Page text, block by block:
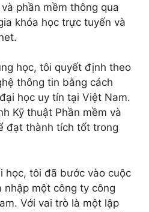
phần mềm thông qua
khóa học trực tuyến và
học, tôi quyết định theo
thông tin bằng cách
học uy tín tại Việt Nam.
Kỹ thuật Phần mềm và
đạt thành tích tốt trong
học, tôi đã bước vào cuộc
nhập một công ty công
Với vai trò là một lập